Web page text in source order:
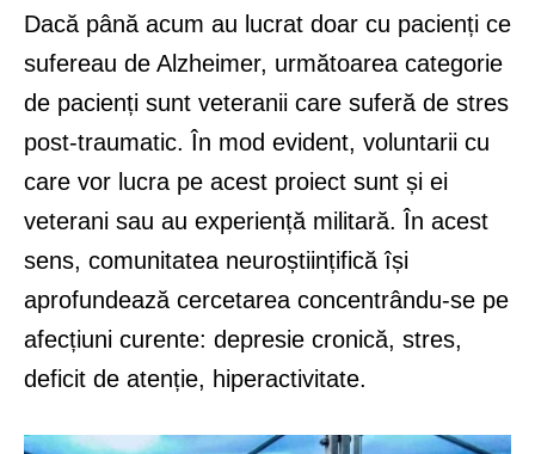
Dacă până acum au lucrat doar cu pacienți ce
sufereau de Alzheimer, următoarea categorie
de pacienți sunt veteranii care suferă de stres
post-traumatic. În mod evident, voluntarii cu
care vor lucra pe acest proiect sunt și ei
veterani sau au experiență militară. În acest
sens, comunitatea neuroștiințifică își
aprofundează cercetarea concentrându-se pe
afecțiuni curente: depresie cronică, stres,
deficit de atenție, hiperactivitate.